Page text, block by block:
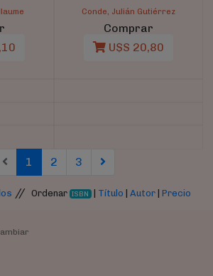
Conde, Julián Gutiérrez
Comprar
U$S 20,80
1 (current)
2 (current)
3 (current)
// Ordenar ISBN Título |Autor |Precio